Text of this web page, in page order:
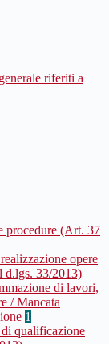
riferiti a
procedure (Art. 37
opere
d.lgs. 33/2013)
di lavori,
/ Mancata
1
qualificazione